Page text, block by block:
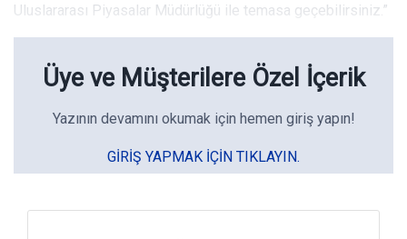
Uluslararası Piyasalar Müdürlüğü ile temasa geçebilirsiniz.”
Üye ve Müşterilere Özel İçerik
Yazının devamını okumak için hemen giriş yapın!
GIRIŞ YAPMAK IÇIN TIKLAYIN.